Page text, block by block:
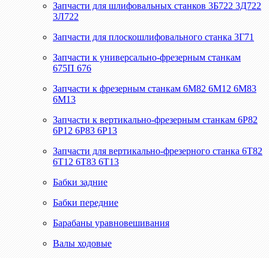
Запчасти для шлифовальных станков 3Б722 3Д722
3Л722
Запчасти для плоскошлифовального станка 3Г71
Запчасти к универсально-фрезерным станкам
675П 676
Запчасти к фрезерным станкам 6М82 6М12 6М83
6М13
Запчасти к вертикально-фрезерным станкам 6Р82
6Р12 6Р83 6Р13
Запчасти для вертикально-фрезерного станка 6Т82
6Т12 6Т83 6Т13
Бабки задние
Бабки передние
Барабаны уравновешивания
Валы ходовые